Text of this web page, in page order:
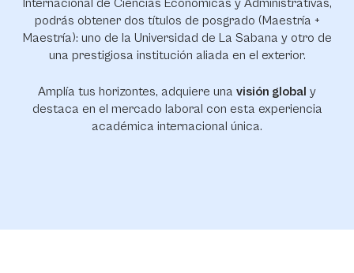
Internacional de Ciencias Económicas y Administrativas,
podrás obtener dos títulos de posgrado (Maestría +
Maestría): uno de la Universidad de La Sabana y otro de
una prestigiosa institución aliada en el exterior.
Amplía tus horizontes, adquiere una visión global y
destaca en el mercado laboral con esta experiencia
académica internacional única.